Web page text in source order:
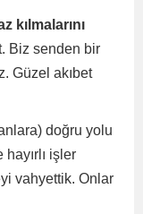
kılmalarını
Biz senden bir
Güzel akıbet
doğru yolu
işler
vahyettik. Onlar